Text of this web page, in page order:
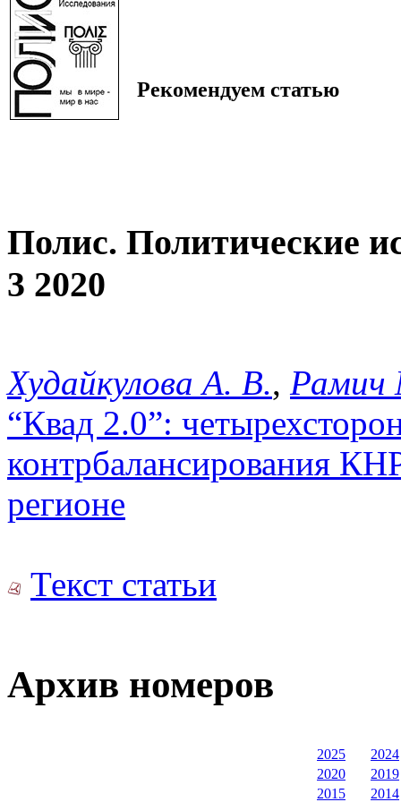
Рекомендуем статью
Полис. Политические
3 2020
Худайкулова А. В., Рамич
“Квад 2.0”:
контрбалансирования
регионе
Текст статьи
Архив номеров
2025
2024
2020
2019
2015
2014